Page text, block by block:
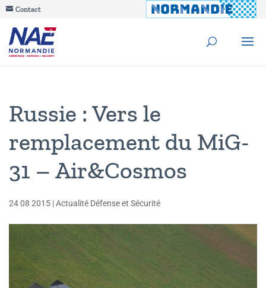
Contact
Russie : Vers le
remplacement du MiG-
31 – Air&Cosmos
24 08 2015 |Actualité Défense et Sécurité